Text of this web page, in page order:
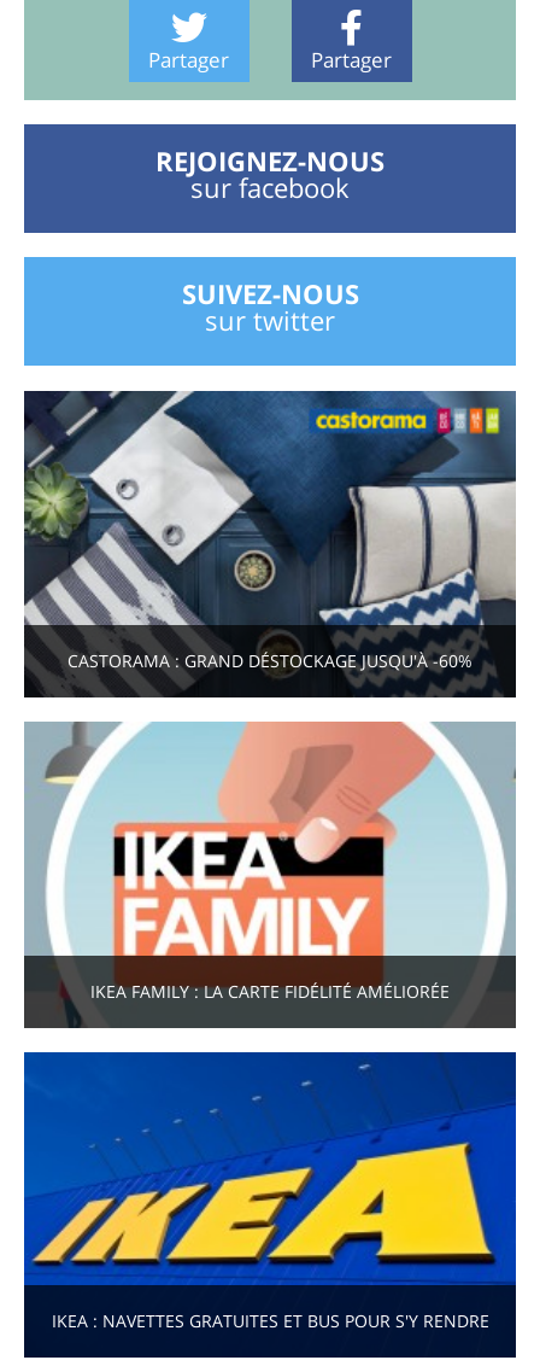
Partager Partager
REJOIGNEZ-NOUS
sur facebook
SUIVEZ-NOUS
sur twitter
CASTORAMA : GRAND DÉSTOCKAGE JUSQU'À -60%
IKEA FAMILY : LA CARTE FIDÉLITÉ AMÉLIORÉE
IKEA : NAVETTES GRATUITES ET BUS POUR S'Y RENDRE